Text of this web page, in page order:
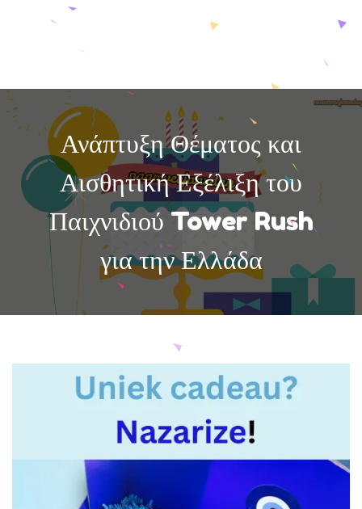
Ανάπτυξη Θέματος και
Αισθητική Εξέλιξη του
Παιχνιδιού Tower Rush
για την Ελλάδα